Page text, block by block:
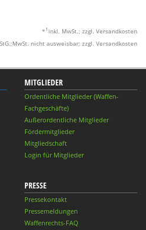
* 1 inkl. MwSt.; zzgl. Versandkosten
nicht ausweisbar; zzgl. Versandkosten
MITGLIEDER
Ordentliche Mitglieder (Waffen-
Fachgeschäfte)
Außerordentliche Mitglieder
Fördermitglieder
Mitgliedschaft
Login für Mitglieder
PRESSE
Pressekontakt
Pressemeldungen
Waffenrechts-FAQ